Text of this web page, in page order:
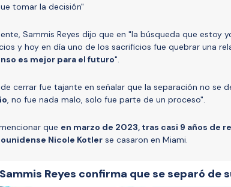
tomar la decisión"
Sammis Reyes dijo que en "la búsqueda que estoy
y hoy en día uno de los sacrificios fue quebrar una
es mejor para el futuro".
cerrar fue tajante en señalar que la separación no se
, no fue nada malo, solo fue parte de un proceso".
que en marzo de 2023, tras casi 9 años de
Nicole Kotler se casaron en Miami.
Sammis Reyes confirma que se separó de